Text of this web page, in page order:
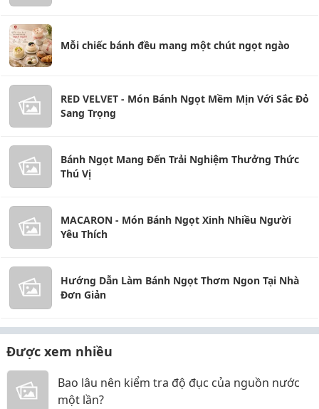
Mỗi chiếc bánh đều mang một chút ngọt ngào
RED VELVET - Món Bánh Ngọt Mềm Mịn Với Sắc Đỏ
Sang Trọng
Bánh Ngọt Mang Đến Trải Nghiệm Thưởng Thức
Thú Vị
MACARON - Món Bánh Ngọt Xinh Nhiều Người
Yêu Thích
Hướng Dẫn Làm Bánh Ngọt Thơm Ngon Tại Nhà
Đơn Giản
Được xem nhiều
Bao lâu nên kiểm tra độ đục của nguồn nước
một lần?